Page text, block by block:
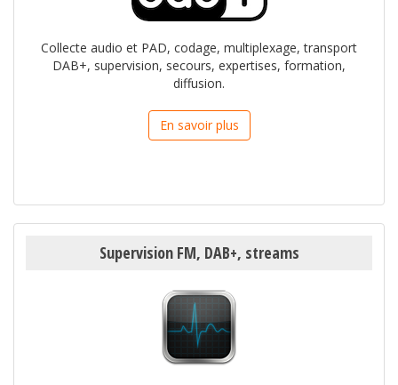
Collecte audio et PAD, codage, multiplexage, transport
DAB+, supervision, secours, expertises, formation,
diffusion.
En savoir plus
Supervision FM, DAB+, streams